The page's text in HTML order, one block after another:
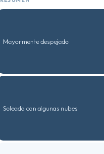
Mayormente despejado
Soleado con algunas nubes